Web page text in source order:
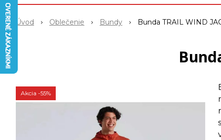
Úvod Oblečenie Bundy Bunda TRAIL WIND
Akcia -55%